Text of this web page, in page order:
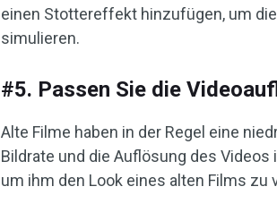
einen Stottereffekt hinzufügen, um
simulieren.
#5. Passen Sie die
Alte Filme haben in der Regel eine
Bildrate und die Auflösung des
um ihm den Look eines alten Films zu